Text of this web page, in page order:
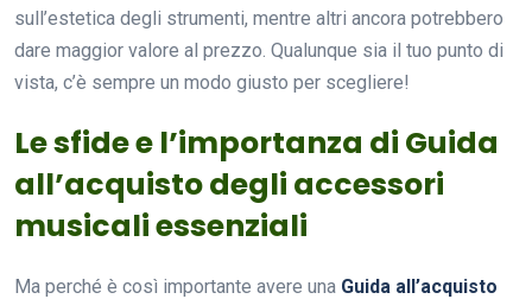
sull’estetica degli strumenti, mentre altri ancora potrebbero
dare maggior valore al prezzo. Qualunque sia il tuo punto di
vista, c’è sempre un modo giusto per scegliere!
Le sfide e l’importanza di Guida
all’acquisto degli accessori
musicali essenziali
Ma perché è così importante avere una Guida all’acquisto